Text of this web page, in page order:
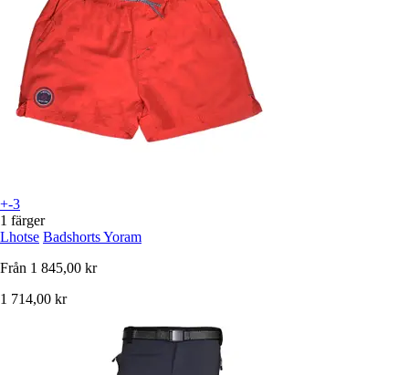
+-3
1 färger
Lhotse Badshorts Yoram
Från 1 845,00 kr
1 714,00 kr